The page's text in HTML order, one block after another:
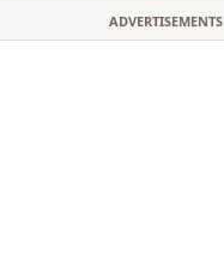
ADVERTISEMENTS